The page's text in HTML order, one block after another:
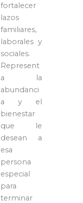
fortalecer
lazos
familiares,
laborales y
sociales.
Represent
a la
abundanci
a y el
bienestar
que le
desean a
esa
persona
especial
para
terminar